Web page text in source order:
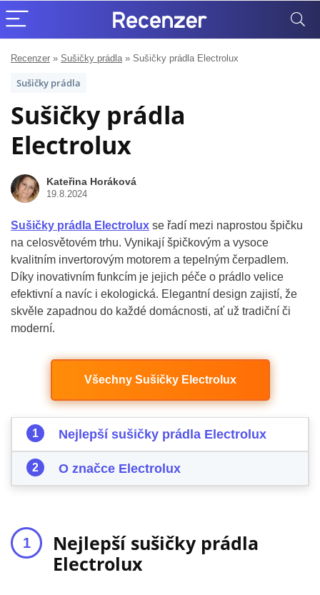
Recenzer » Sušičky prádla» Sušičky prádla Electrolux
Sušičky prádla
Sušičky prádla
Electrolux
Kateřina Horáková
19.8.2024
Sušičky prádla Electrolux se řadí mezi naprostou špičku
na celosvětovém trhu. Vynikají špičkovým a vysoce
kvalitním invertorovým motorem a tepelným čerpadlem.
Díky inovativním funkcím je jejich péče o prádlo velice
efektivní a navíc i ekologická. Elegantní design zajistí, že
skvěle zapadnou do každé domácnosti, ať už tradiční či
moderní.
Všechny Sušičky Electrolux
Nejlepší sušičky prádla Electrolux
O značce Electrolux
Nejlepší sušičky prádla
Electrolux